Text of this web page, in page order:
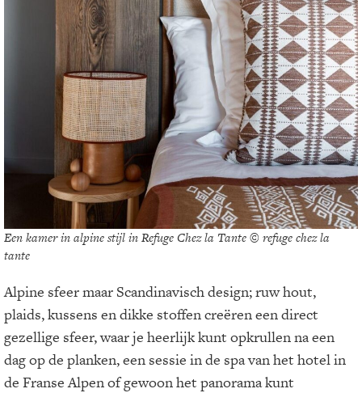
Een kamer in alpine stijl in Refuge Chez la Tante © refuge chez la
tante
Alpine sfeer maar Scandinavisch design; ruw hout,
plaids, kussens en dikke stoffen creëren een direct
gezellige sfeer, waar je heerlijk kunt opkrullen na een
dag op de planken, een sessie in de spa van het hotel in
de Franse Alpen of gewoon het panorama kunt